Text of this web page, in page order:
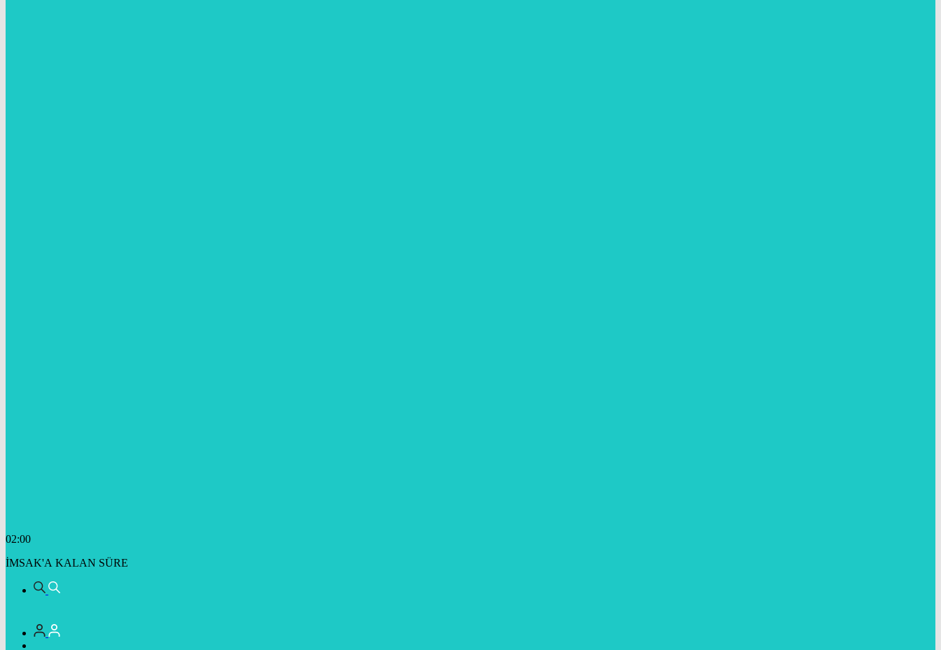
02:00
İMSAK'A KALAN SÜRE